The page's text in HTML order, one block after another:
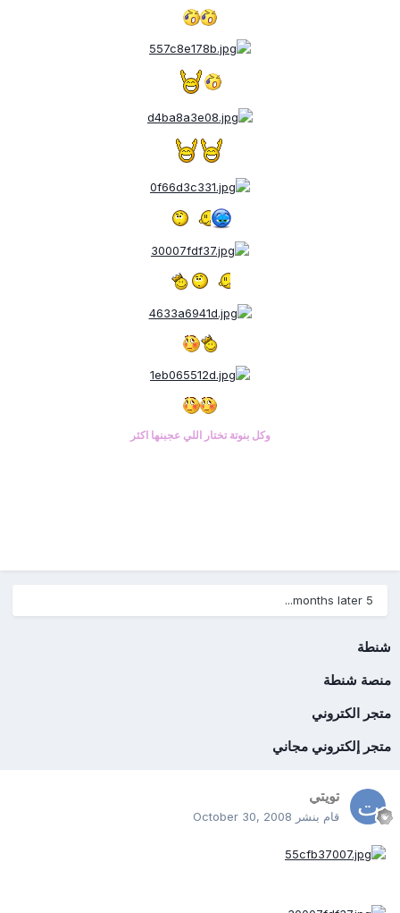
وكل بنوتة تختار اللي عجبنها اكثر
5 months later...
شنطة
منصة شنطة
متجر الكتروني
متجر إلكتروني مجاني
تويتي
قام بنشر October 30, 2008